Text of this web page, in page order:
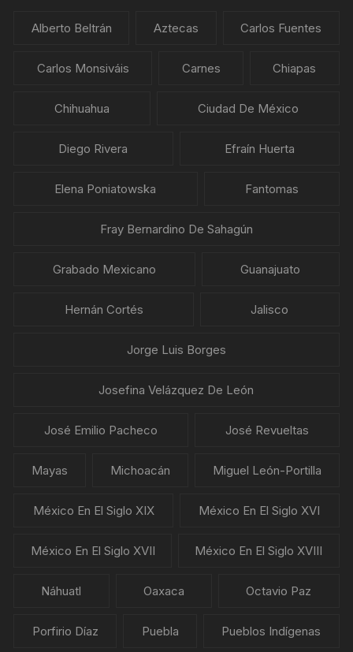
Alberto Beltrán Aztecas Carlos Fuentes
Carlos Monsiváis Carnes Chiapas
Chihuahua Ciudad De México
Diego Rivera Efraín Huerta
Elena Poniatowska Fantomas
Fray Bernardino De Sahagún
Grabado Mexicano Guanajuato
Hernán Cortés Jalisco
Jorge Luis Borges
Josefina Velázquez De León
José Emilio Pacheco José Revueltas
Mayas Michoacán Miguel León-Portilla
México En El Siglo XIX México En El Siglo XVI
México En El Siglo XVII México En El Siglo XVIII
Náhuatl Oaxaca Octavio Paz
Porfirio Díaz Puebla Pueblos Indígenas